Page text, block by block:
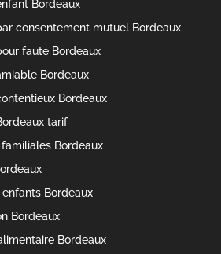
Bordeaux
consentement mutuel Bordeaux
faute Bordeaux
Bordeaux
Bordeaux
tarif
Bordeaux
Bordeaux
Bordeaux
Bordeaux